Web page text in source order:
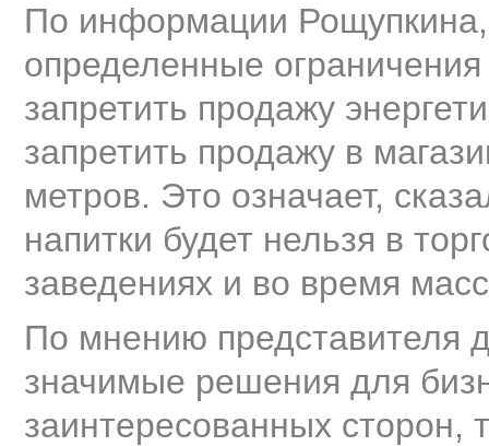
По информации Рощупкина,
определенные
запретить продажу
запретить продажу в
метров. Это означает,
напитки будет нельзя в
заведениях и во время
По мнению представителя
значимые решения для
заинтересованных сторон,